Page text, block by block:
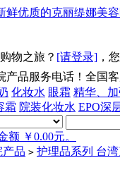
物之旅？ [请登录] ，
全国
化妆水 眼霜 精华、
霜 院装化妆水 EPO深
￥0.00元。
产品 > 护理品系列 台